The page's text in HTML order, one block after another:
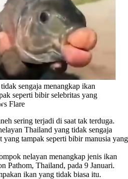
sengaja menangkap ikan
seperti bibir selebritas yang
Flare
sering terjadi di saat tak terduga.
Thailand yang tidak sengaja
yang tampak seperti bibir manusia yang
nelayan menangkap jenis ikan
Pathom, Thailand, pada 9 Januari.
ikan yang tidak biasa itu.